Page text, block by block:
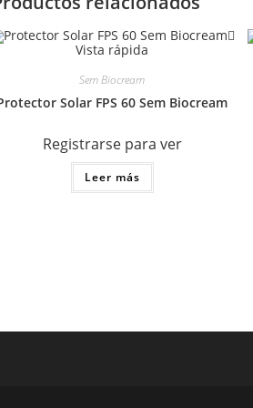
Vista rápida
Sem Biocream
Solar FPS 60 Sem Biocream
Registrarse para ver
Leer más